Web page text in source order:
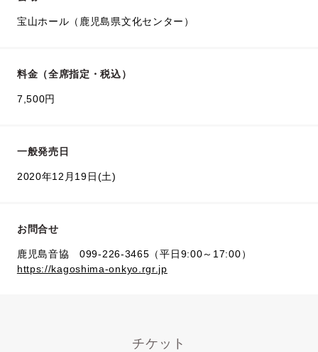
宝山ホール（鹿児島県文化センター）
料金（全席指定・税込）
7,500円
一般発売日
2020年12月19日(土)
お問合せ
鹿児島音協 099-226-3465（平日9:00～17:00）
https://kagoshima-onkyo.rgr.jp
チケット